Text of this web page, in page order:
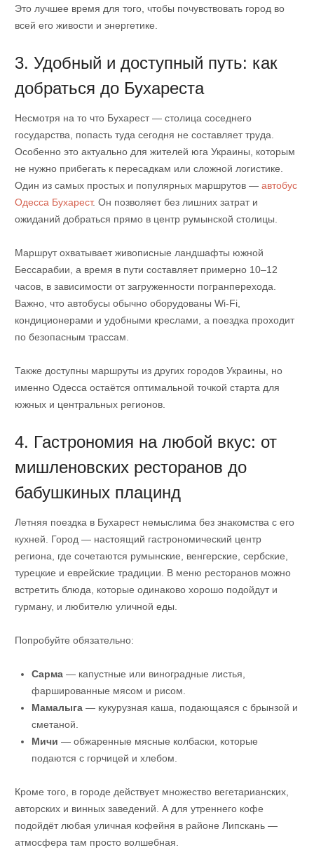
Это лучшее время для того, чтобы почувствовать город во
всей его живости и энергетике.
3. Удобный и доступный путь: как
добраться до Бухареста
Несмотря на то что Бухарест — столица соседнего
государства, попасть туда сегодня не составляет труда.
Особенно это актуально для жителей юга Украины, которым
не нужно прибегать к пересадкам или сложной логистике.
Один из самых простых и популярных маршрутов — автобус
Одесса Бухарест. Он позволяет без лишних затрат и
ожиданий добраться прямо в центр румынской столицы.
Маршрут охватывает живописные ландшафты южной
Бессарабии, а время в пути составляет примерно 10–12
часов, в зависимости от загруженности погранперехода.
Важно, что автобусы обычно оборудованы Wi-Fi,
кондиционерами и удобными креслами, а поездка проходит
по безопасным трассам.
Также доступны маршруты из других городов Украины, но
именно Одесса остаётся оптимальной точкой старта для
южных и центральных регионов.
4. Гастрономия на любой вкус: от
мишленовских ресторанов до
бабушкиных плацинд
Летняя поездка в Бухарест немыслима без знакомства с его
кухней. Город — настоящий гастрономический центр
региона, где сочетаются румынские, венгерские, сербские,
турецкие и еврейские традиции. В меню ресторанов можно
встретить блюда, которые одинаково хорошо подойдут и
гурману, и любителю уличной еды.
Попробуйте обязательно:
Сарма— капустные или виноградные листья,
фаршированные мясом и рисом.
Мамалыга— кукурузная каша, подающаяся с брынзой и
сметаной.
Мичи — обжаренные мясные колбаски, которые
подаются с горчицей и хлебом.
Кроме того, в городе действует множество вегетарианских,
авторских и винных заведений. А для утреннего кофе
подойдёт любая уличная кофейня в районе Липскань —
атмосфера там просто волшебная.